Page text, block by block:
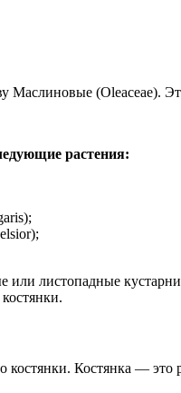
Маслиновые (Oleaceae).
растения:
или листопадные
костянки. Костянка — это